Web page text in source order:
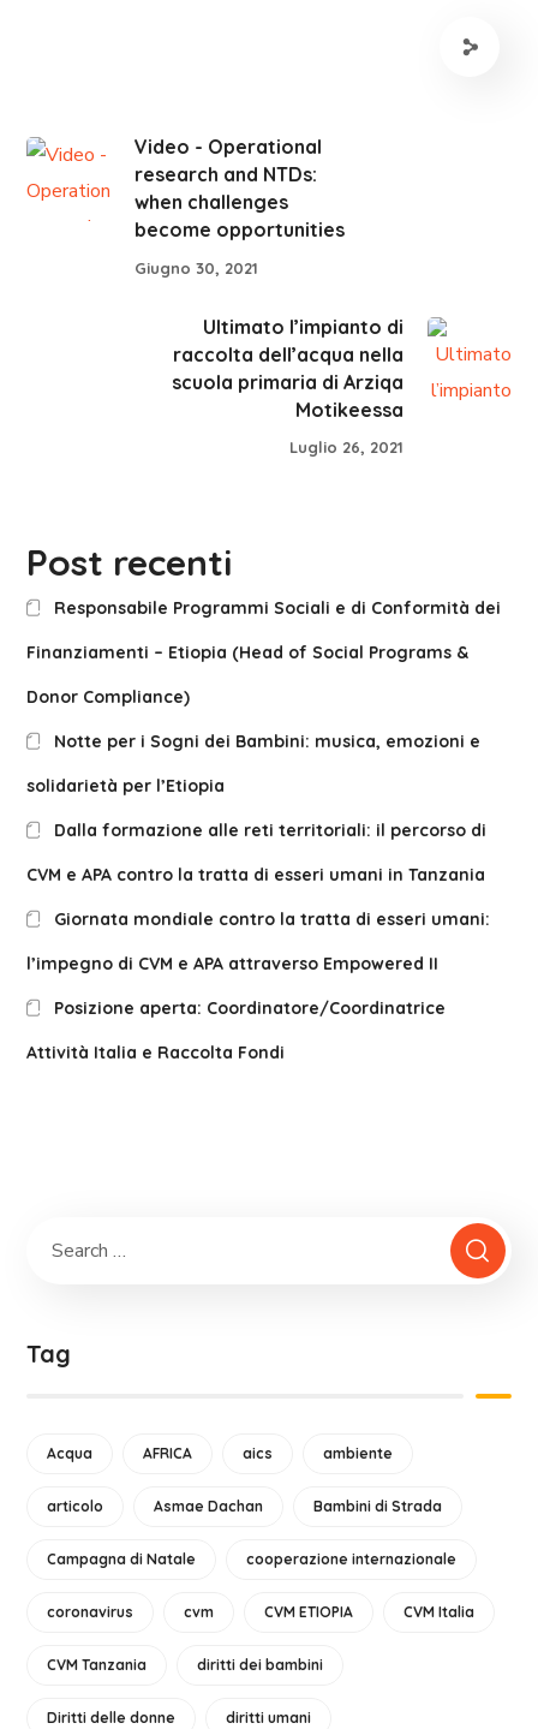
Video - Operational
research and NTDs:
when challenges
become opportunities
Giugno 30, 2021
Ultimato l’impianto di
raccolta dell’acqua nella
scuola primaria di Arziqa
Motikeessa
Luglio 26, 2021
Post recenti
Responsabile Programmi Sociali e di Conformità dei
Finanziamenti – Etiopia (Head of Social Programs &
Donor Compliance)
Notte per i Sogni dei Bambini: musica, emozioni e
solidarietà per l’Etiopia
Dalla formazione alle reti territoriali: il percorso di
CVM e APA contro la tratta di esseri umani in Tanzania
Giornata mondiale contro la tratta di esseri umani:
l’impegno di CVM e APA attraverso Empowered II
Posizione aperta: Coordinatore/Coordinatrice
Attività Italia e Raccolta Fondi
Tag
Acqua AFRICA aics ambiente
articolo Asmae Dachan Bambini di Strada
Campagna di Natale cooperazione internazionale
coronavirus cvm CVM ETIOPIA CVM Italia
CVM Tanzania diritti dei bambini
Diritti delle donne diritti umani